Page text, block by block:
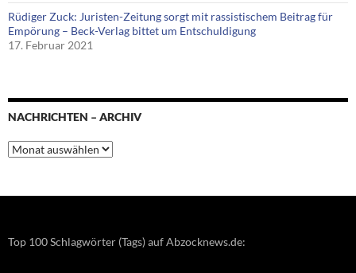
Rüdiger Zuck: Juristen-Zeitung sorgt mit rassistischem Beitrag für
Empörung – Beck-Verlag bittet um Entschuldigung
17. Februar 2021
NACHRICHTEN – ARCHIV
Nachrichten
–
Top 100 Schlagwörter (Tags) auf Abzocknews.de: